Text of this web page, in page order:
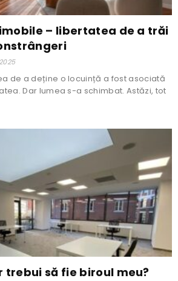
– libertatea de a trăi
de a deține o locuință a fost asociată
Dar lumea s-a schimbat. Astăzi, tot
trebui să fie biroul meu?